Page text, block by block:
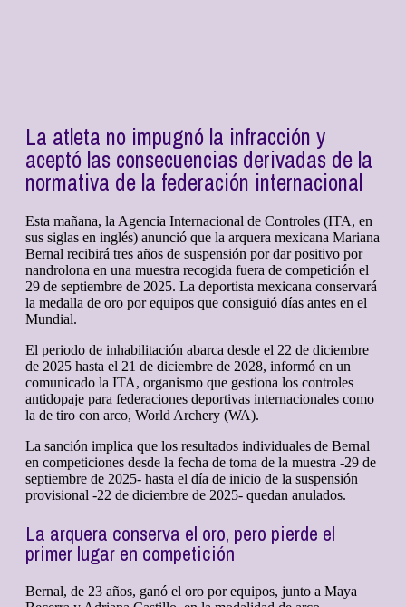
La atleta no impugnó la infracción y
aceptó las consecuencias derivadas de la
normativa de la federación internacional
Esta mañana, la Agencia Internacional de Controles (ITA, en
sus siglas en inglés) anunció que la arquera mexicana Mariana
Bernal recibirá tres años de suspensión por dar positivo por
nandrolona en una muestra recogida fuera de competición el
29 de septiembre de 2025. La deportista mexicana conservará
la medalla de oro por equipos que consiguió días antes en el
Mundial.
El periodo de inhabilitación abarca desde el 22 de diciembre
de 2025 hasta el 21 de diciembre de 2028, informó en un
comunicado la ITA, organismo que gestiona los controles
antidopaje para federaciones deportivas internacionales como
la de tiro con arco, World Archery (WA).
La sanción implica que los resultados individuales de Bernal
en competiciones desde la fecha de toma de la muestra -29 de
septiembre de 2025- hasta el día de inicio de la suspensión
provisional -22 de diciembre de 2025- quedan anulados.
La arquera conserva el oro, pero pierde el
primer lugar en competición
Bernal, de 23 años, ganó el oro por equipos, junto a Maya